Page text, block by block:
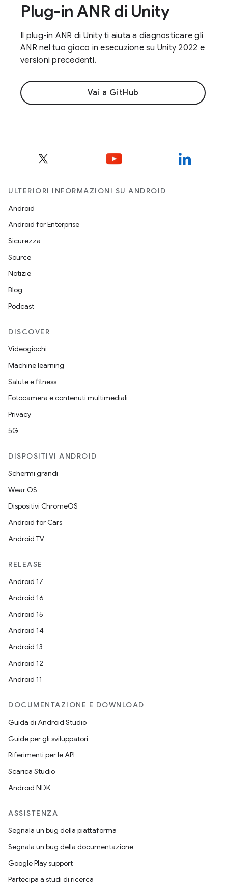
Plug-in ANR di Unity
Il plug-in ANR di Unity ti aiuta a diagnosticare gli
ANR nel tuo gioco in esecuzione su Unity 2022 e
versioni precedenti.
Vai a GitHub
ULTERIORI INFORMAZIONI SU ANDROID
Android
Android for Enterprise
Sicurezza
Source
Notizie
Blog
Podcast
DISCOVER
Videogiochi
Machine learning
Salute e fitness
Fotocamera e contenuti multimediali
Privacy
5G
DISPOSITIVI ANDROID
Schermi grandi
Wear OS
Dispositivi ChromeOS
Android for Cars
Android TV
RELEASE
Android 17
Android 16
Android 15
Android 14
Android 13
Android 12
Android 11
DOCUMENTAZIONE E DOWNLOAD
Guida di Android Studio
Guide per gli sviluppatori
Riferimenti per le API
Scarica Studio
Android NDK
ASSISTENZA
Segnala un bug della piattaforma
Segnala un bug della documentazione
Google Play support
Partecipa a studi di ricerca